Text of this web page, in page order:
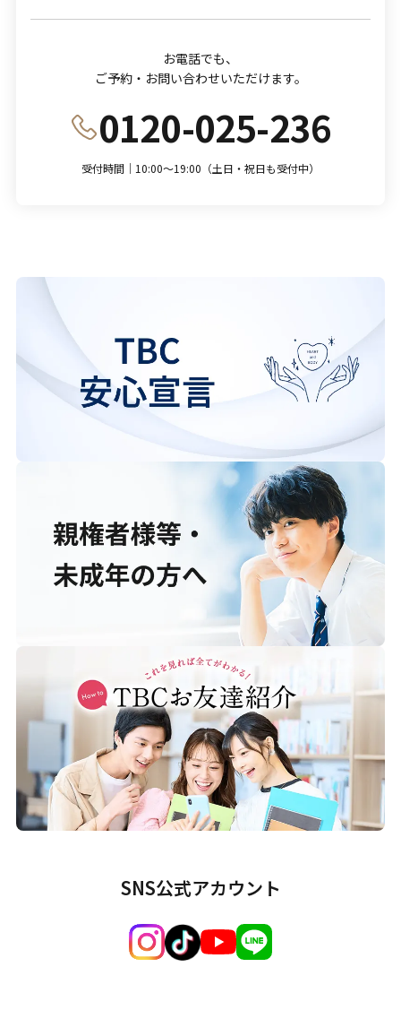
お電話でも、
ご予約・お問い合わせいただけます。
0120-025-236
受付時間｜10:00～19:00（土日・祝日も受付中）
SNS公式アカウント